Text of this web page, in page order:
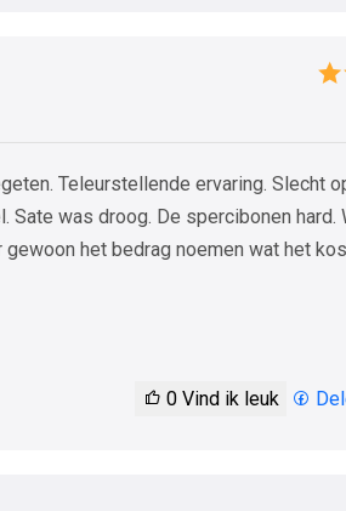
Teleurstellende ervaring. Slecht
Sate was droog. De spercibonen hard.
het bedrag noemen wat het
0 Vind ik leuk